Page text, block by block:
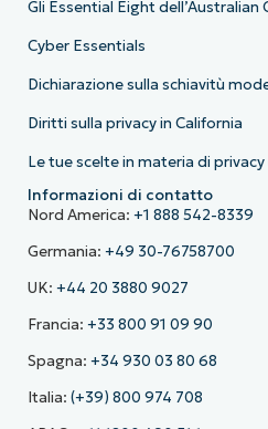
Gli Essential Eight dell’Australian
Cyber Essentials
Dichiarazione sulla schiavitù
Diritti sulla privacy in California
Le tue scelte in materia di privacy
Informazioni di contatto
Nord America: +1 888 542-8339
Germania: +49 30-76758700
UK: +44 20 3880 9027
Francia: +33 800 91 09 90
Spagna: +34 930 03 80 68
Italia: (+39) 800 974 708